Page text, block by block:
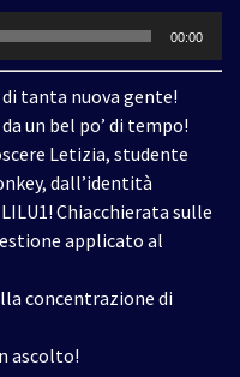
00:00
tanta nuova gente!
un bel po’ di tempo!
Letizia, studente
dall’identità
Chiacchierata sulle
applicato al
concentrazione di
ascolto!